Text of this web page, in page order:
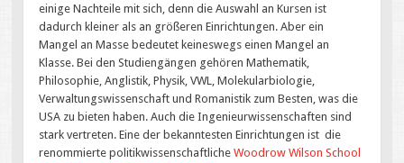
einige Nachteile mit sich, denn die Auswahl an Kursen ist
dadurch kleiner als an größeren Einrichtungen. Aber ein
Mangel an Masse bedeutet keineswegs einen Mangel an
Klasse. Bei den Studiengängen gehören Mathematik,
Philosophie, Anglistik, Physik, VWL, Molekularbiologie,
Verwaltungswissenschaft und Romanistik zum Besten, was die
USA zu bieten haben. Auch die Ingenieurwissenschaften sind
stark vertreten. Eine der bekanntesten Einrichtungen ist die
renommierte politikwissenschaftlicheWoodrow Wilson School